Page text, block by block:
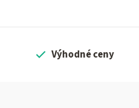
Výhodné ceny